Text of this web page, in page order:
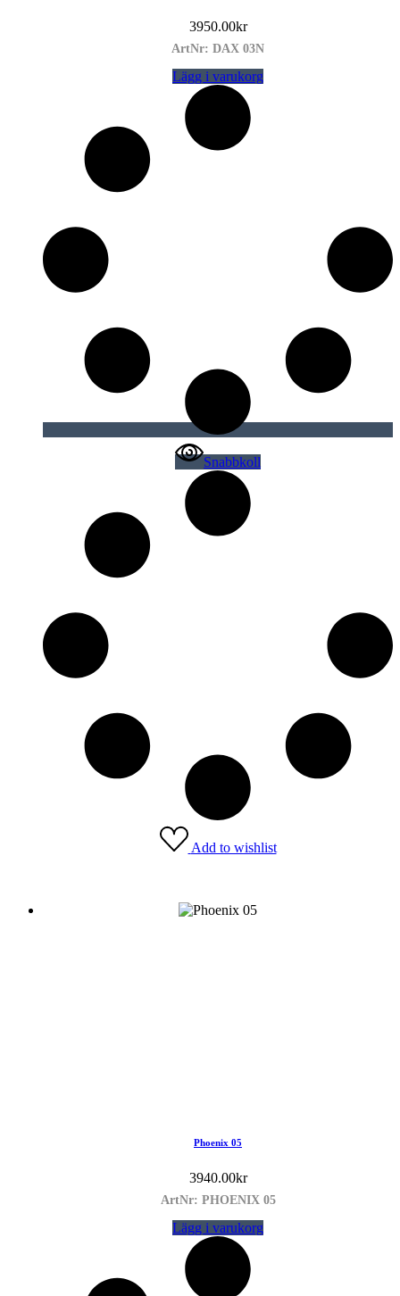
3950.00kr
ArtNr: DAX 03N
Lägg i varukorg
Snabbkoll
Add to wishlist
Phoenix 05
3940.00kr
ArtNr: PHOENIX 05
Lägg i varukorg